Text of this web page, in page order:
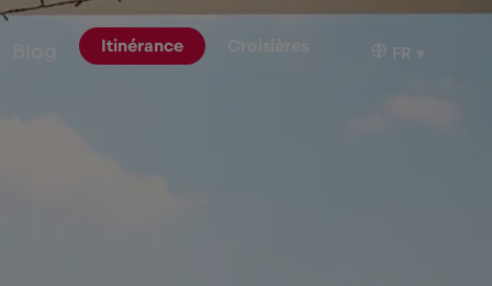
Itinérance Croisières FR ▾